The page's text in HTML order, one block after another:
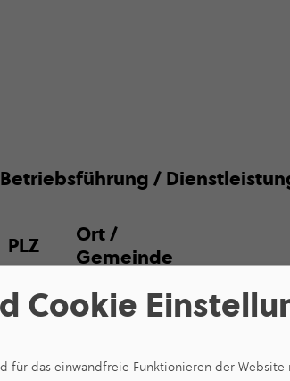
Betriebs­füh­rung /
PLZ
Ort /
Gemeinde
95100
Selb
Abwasser
Cookie
für das einwandfreie Funktionieren der Website